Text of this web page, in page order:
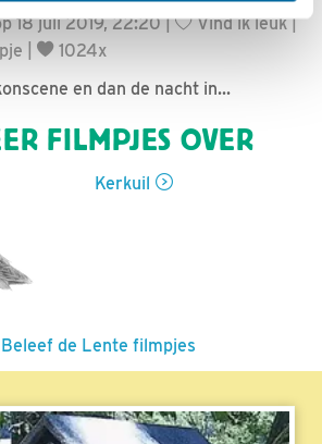
18 juli 2019, 22:20 | Vind ik leuk|
1024x
en dan de nacht in...
FILMPJES OVER
Kerkuil
de Lente filmpjes